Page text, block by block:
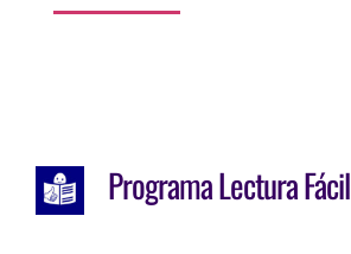
Programa Lectura Fácil